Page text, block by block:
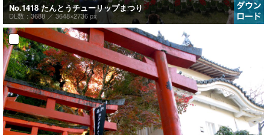
No.1418 たんとうチューリップまつり
DL数：3688 ／3648×2736 px